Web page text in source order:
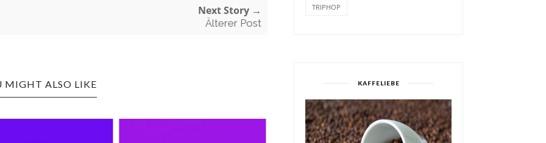
Next Story →
Älterer Post
MIGHT ALSO LIKE
TRIPHOP
KAFFELIEBE